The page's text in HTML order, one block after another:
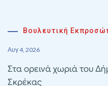
Βουλευτική
Αυγ 4, 2026
Στα ορεινά χωριά του
Σκρέκας